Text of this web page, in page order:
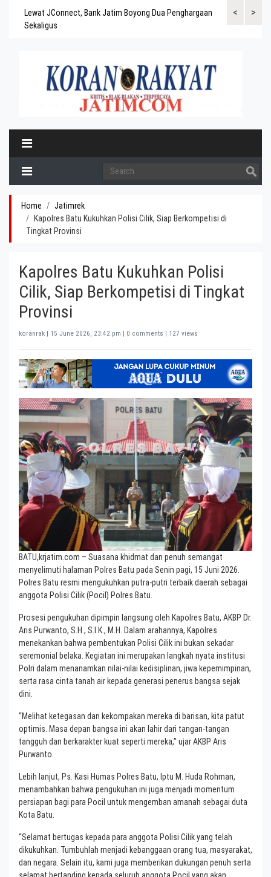
<
Lewat JConnect, Bank Jatim Boyong Dua Penghargaan
Sekaligus
Bank Jatim
>
Home
Jatimrek
Kapolres Batu Kukuhkan Polisi Cilik, Siap Berkompetisi di
Tingkat Provinsi
Kapolres Batu Kukuhkan Polisi
Cilik, Siap Berkompetisi di Tingkat
Provinsi
koranrak | 15 June 2026, 23:42 pm | 0 comments | 127 views
BATU,krjatim.com – Suasana khidmat dan penuh semangat
menyelimuti halaman Polres Batu pada Senin pagi, 15 Juni 2026.
Polres Batu resmi mengukuhkan putra-putri terbaik daerah sebagai
anggota Polisi Cilik (Pocil) Polres Batu.
Prosesi pengukuhan dipimpin langsung oleh Kapolres Batu, AKBP Dr.
Aris Purwanto, S.H., S.I.K., M.H. Dalam arahannya, Kapolres
menekankan bahwa pembentukan Polisi Cilik ini bukan sekadar
seremonial belaka. Kegiatan ini merupakan langkah nyata institusi
Polri dalam menanamkan nilai-nilai kedisiplinan, jiwa kepemimpinan,
serta rasa cinta tanah air kepada generasi penerus bangsa sejak
dini.
“Melihat ketegasan dan kekompakan mereka di barisan, kita patut
optimis. Masa depan bangsa ini akan lahir dari tangan-tangan
tangguh dan berkarakter kuat seperti mereka,” ujar AKBP Aris
Purwanto.
Lebih lanjut, Ps. Kasi Humas Polres Batu, Iptu M. Huda Rohman,
menambahkan bahwa pengukuhan ini juga menjadi momentum
persiapan bagi para Pocil untuk mengemban amanah sebagai duta
Kota Batu.
“Selamat bertugas kepada para anggota Polisi Cilik yang telah
dikukuhkan. Tumbuhlah menjadi kebanggaan orang tua, masyarakat,
dan negara. Selain itu, kami juga memberikan dukungan penuh serta